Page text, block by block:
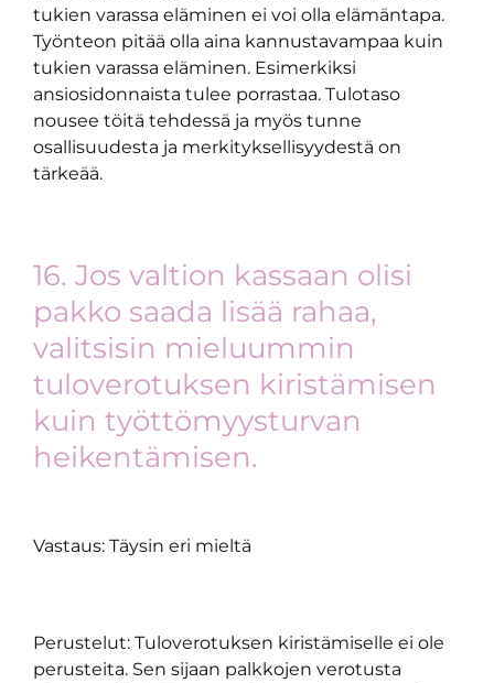
tukien varassa eläminen ei voi olla elämäntapa.
Työnteon pitää olla aina kannustavampaa kuin
tukien varassa eläminen. Esimerkiksi
ansiosidonnaista tulee porrastaa. Tulotaso
nousee töitä tehdessä ja myös tunne
osallisuudesta ja merkityksellisyydestä on
tärkeää.
16. Jos valtion kassaan olisi
pakko saada lisää rahaa,
valitsisin mieluummin
tuloverotuksen kiristämisen
kuin työttömyysturvan
heikentämisen.
Vastaus: Täysin eri mieltä
Perustelut: Tuloverotuksen kiristämiselle ei ole
perusteita. Sen sijaan palkkojen verotusta